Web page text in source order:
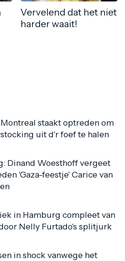
Vervelend dat het niet
harder waait!
staakt optreden om
uit d'r foef te halen
Dinand Woesthoff vergeet
'Gaza-feestje' Carice van
in Hamburg compleet van
Nelly Furtado's splitjurk
in shock vanwege het